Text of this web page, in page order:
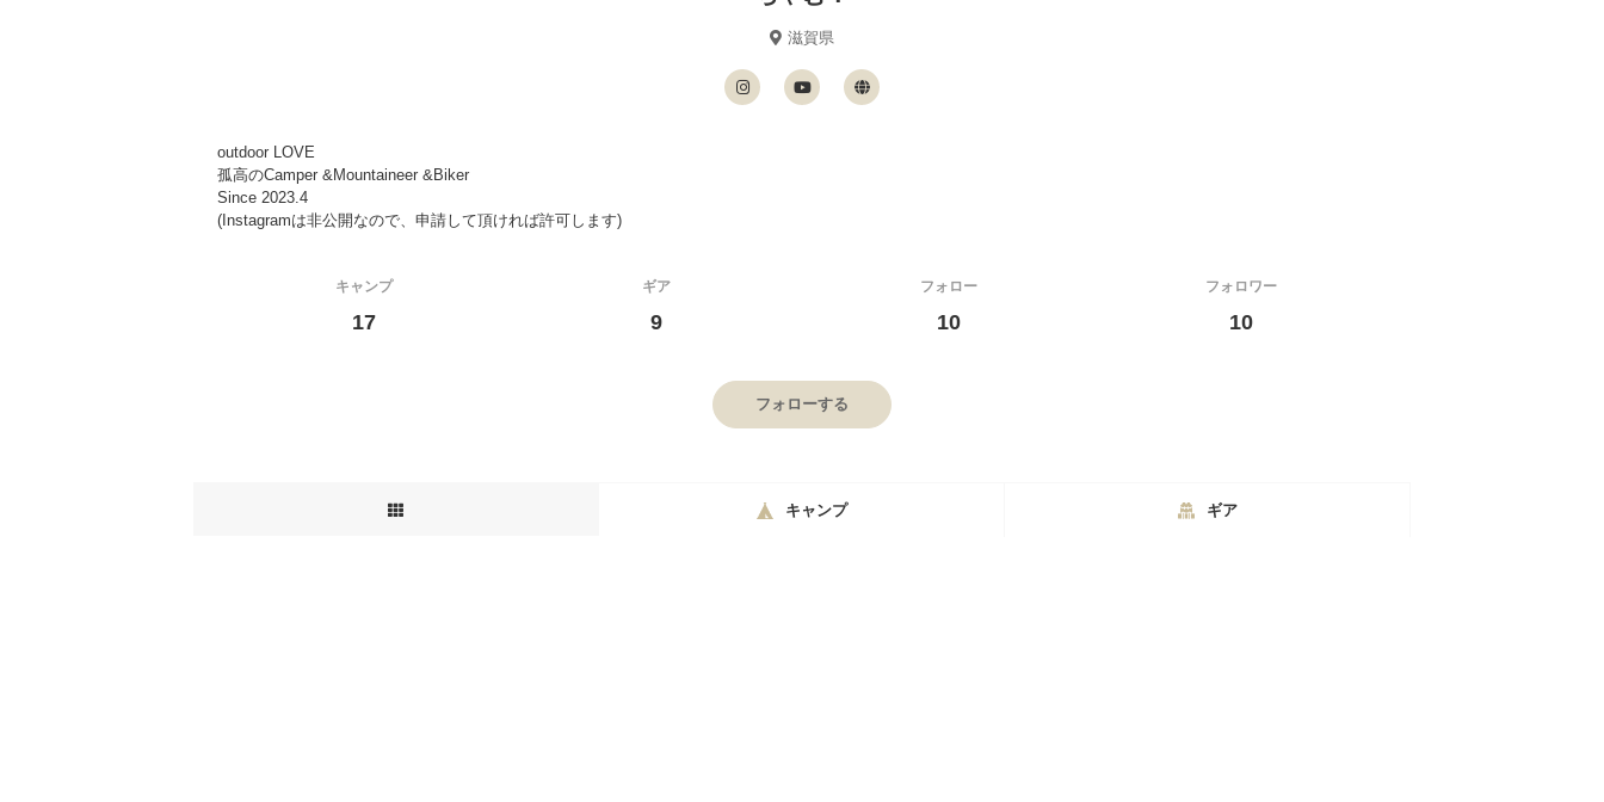
滋賀県
outdoor LOVE
孤高のCamper &Mountaineer &Biker
Since 2023.4
(Instagramは非公開なので、申請して頂ければ許可します)
キャンプ
17
ギア
9
フォロー
10
フォロワー
10
フォローする
キャンプ ギア